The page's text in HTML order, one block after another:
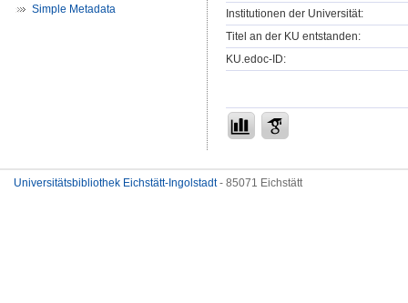
Simple Metadata
Institutionen der Universität:
Titel an der KU entstanden:
KU.edoc-ID:
Universitätsbibliothek Eichstätt-Ingolstadt- 85071 Eichstätt